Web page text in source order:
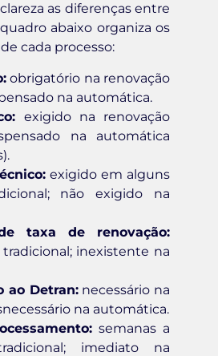
as diferenças entre
abaixo organiza os
cada processo:
obrigatório na renovação
na automática.
exigido na renovação
na automática
exigido em alguns
não exigido na
taxa de renovação:
inexistente na
ao Detran:necessário na
na automática.
semanas a
imediato na